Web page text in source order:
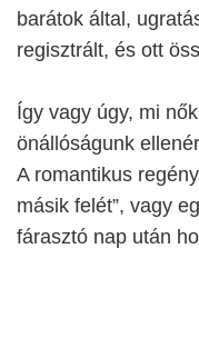
barátok által,
regisztrált, és ott
Így vagy úgy, mi
önállóságunk
A romantikus
másik felét”, vagy
fárasztó nap után